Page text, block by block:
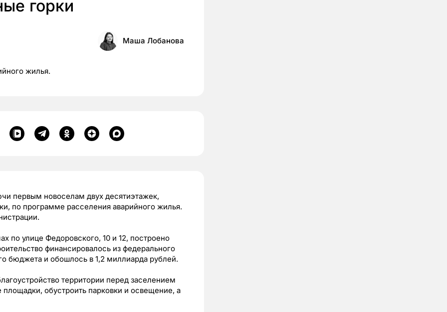
горки
Маша Лобанова
жилья.
первым новоселам двух десятиэтажек,
по программе расселения аварийного жилья.
по улице Федоровского, 10 и 12, построено
финансировалось из федерального
бюджета и обошлось в 1,2 миллиарда рублей.
территории перед заселением
обустроить парковки и освещение, а